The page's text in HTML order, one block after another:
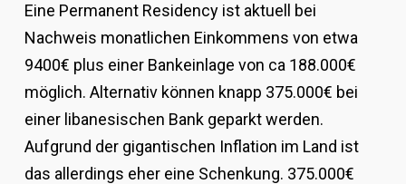
Eine Permanent Residency ist aktuell bei
Nachweis monatlichen Einkommens von etwa
9400€ plus einer Bankeinlage von ca 188.000€
möglich. Alternativ können knapp 375.000€ bei
einer libanesischen Bank geparkt werden.
Aufgrund der gigantischen Inflation im Land ist
das allerdings eher eine Schenkung. 375.000€